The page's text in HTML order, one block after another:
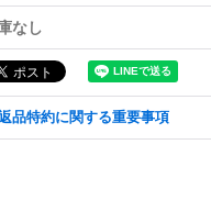
なし
品特約に関する重要事項